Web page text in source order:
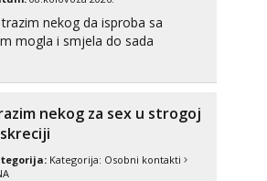
nekog da isproba sa
mogla i smjela do sada
nekog za sex u strogoj
Kategorija: Osobni kontakti